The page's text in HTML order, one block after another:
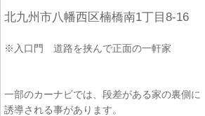
北九州市八幡西区楠橋南1丁目8-16
※入口門 道路を挟んで正面の一軒家
一部のカーナビでは、段差がある家の裏側に
誘導される事があります。